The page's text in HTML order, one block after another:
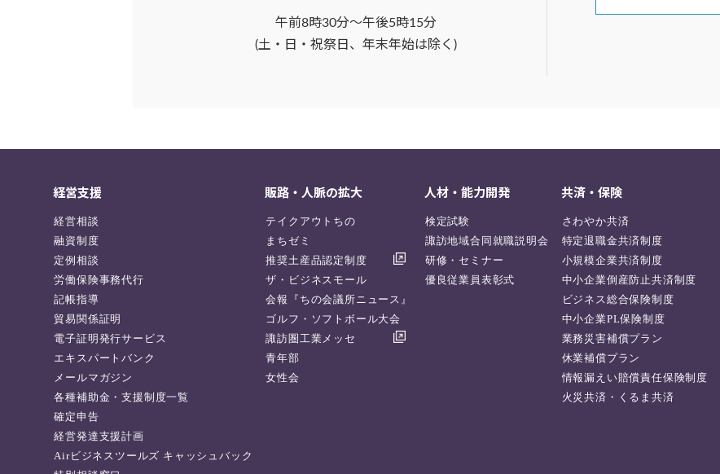
午前8時30分～午後5時15分
(土・日・祝祭日、年末年始は除く)
経営支援
経営相談
融資制度
定例相談
労働保険事務代行
記帳指導
貿易関係証明
電子証明発行サービス
エキスパートバンク
メールマガジン
各種補助金・支援制度一覧
確定申告
経営発達支援計画
Airビジネスツールズ キャッシュバック
販路・人脈の拡大
テイクアウトちの
まちゼミ
推奨土産品認定制度
ザ・ビジネスモール
会報『ちの会議所ニュース』
ゴルフ・ソフトボール大会
諏訪圏工業メッセ
青年部
女性会
人材・能力開発
検定試験
諏訪地域合同就職説明会
研修・セミナー
優良従業員表彰式
共済・保険
さわやか共済
特定退職金共済制度
小規模企業共済制度
中小企業倒産防止共済制度
ビジネス総合保険制度
中小企業PL保険制度
業務災害補償プラン
休業補償プラン
情報漏えい賠償責任保険制度
火災共済・くるま共済